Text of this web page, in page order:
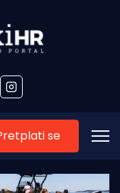
se